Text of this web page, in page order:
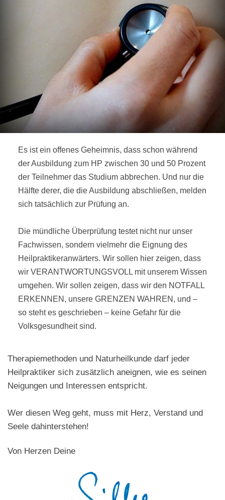
Es ist ein offenes Geheimnis, dass schon während
der Ausbildung zum HP zwischen 30 und 50 Prozent
der Teilnehmer das Studium abbrechen. Und nur die
Hälfte derer, die die Ausbildung abschließen, melden
sich tatsächlich zur Prüfung an.
Die mündliche Überprüfung testet nicht nur unser
Fachwissen, sondern vielmehr die Eignung des
Heilpraktikeranwärters. Wir sollen hier zeigen, dass
wir VERANTWORTUNGSVOLL mit unserem Wissen
umgehen. Wir sollen zeigen, dass wir den NOTFALL
ERKENNEN, unsere GRENZEN WAHREN, und –
so steht es geschrieben – keine Gefahr für die
Volksgesundheit sind.
Therapiemethoden und Naturheilkunde darf jeder
Heilpraktiker sich zusätzlich aneignen, wie es seinen
Neigungen und Interessen entspricht.
Wer diesen Weg geht, muss mit Herz, Verstand und
Seele dahinterstehen!
Von Herzen Deine